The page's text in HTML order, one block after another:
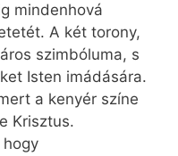
mindenhová
A két torony,
szimbóluma, s
Isten imádására.
a kenyér színe
Krisztus.
hogy